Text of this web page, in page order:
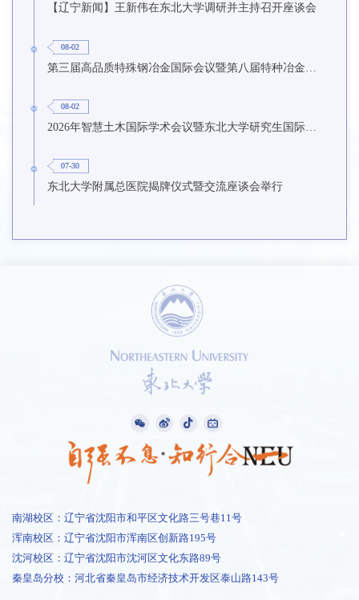
【辽宁新闻】王新伟在东北大学调研并主持召开座谈会
08-02
08-02
2026年智慧土木国际学术会议暨东北大学研究生国际暑期学校第九期在东北大学召开
07-30
东北大学附属总医院揭牌仪式暨交流座谈会举行
南湖校区：辽宁省沈阳市和平区文化路三号巷11号
浑南校区：辽宁省沈阳市浑南区创新路195号
沈河校区：辽宁省沈阳市沈河区文化东路89号
秦皇岛分校：河北省秦皇岛市经济技术开发区泰山路143号